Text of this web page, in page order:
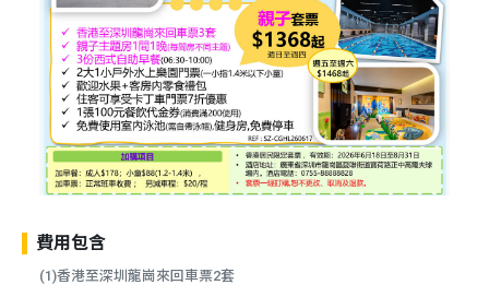
費用包含
(1)香港至深圳龍崗來回車票2套